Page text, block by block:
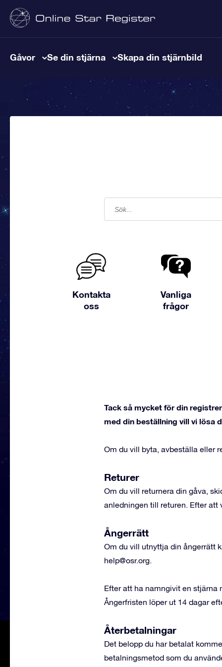
Gåvor Se din stjärna Skapa din stjärnbild
Kontakta
oss
Vanliga
frågor
Tack så mycket för din
med din beställning vill vi lösa
Om du vill byta, avbeställa eller
Returer
Om du vill returnera din gåva,
anledningen till returen. Efter att
Ångerrätt
Om du vill utnyttja din ångerrätt
help@osr.org.
Efter att ha namngivit en stjärna
Ångerfristen löper ut 14 dagar
Återbetalningar
Det belopp du har betalat
betalningsmetod som du